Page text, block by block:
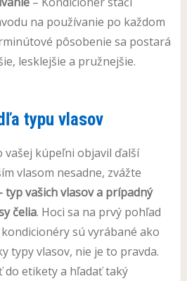
na používanie po každom
pôsobenie sa postará
lesklejšie a pružnejšie.
typu vlasov
vašej kúpeľni objavil ďalší
vlasom nesadne, zvážte
typ vašich vlasov a prípadný
čelia. Hoci sa na prvý pohľad
sú vyrábané ako
typy vlasov, nie je to pravda.
do etikety a hľadať taký